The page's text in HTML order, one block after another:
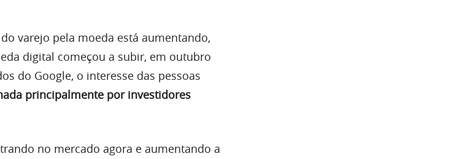
varejo pela moeda está aumentando,
digital começou a subir, em outubro
do Google, o interesse das pessoas
principalmente por investidores
no mercado agora e aumentando a